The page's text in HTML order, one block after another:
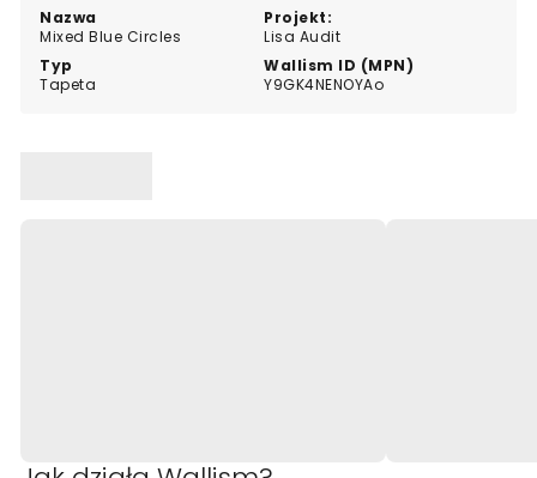
Nazwa
Mixed Blue Circles
Projekt:
Lisa Audit
Typ
Tapeta
Wallism ID (MPN)
Y9GK4NENOYAo